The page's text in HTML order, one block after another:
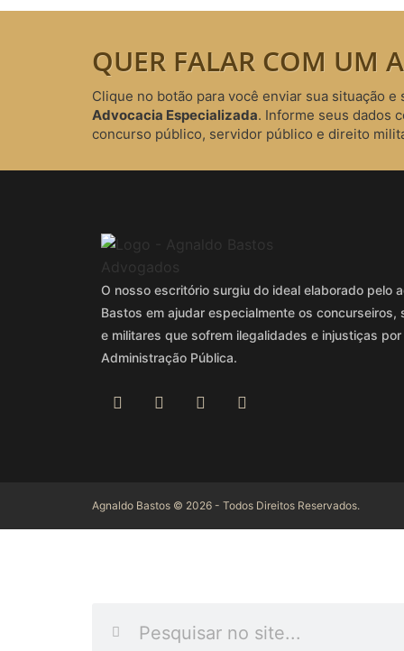
QUER FALAR COM UM
Clique no botão para você enviar sua situação
Advocacia Especializada. Informe seus dados
concurso público, servidor público e direito
O nosso escritório surgiu do ideal elaborado pelo
Bastos em ajudar especialmente os concurseiros,
e militares que sofrem ilegalidades e injustiças
Administração Pública.
Agnaldo Bastos © 2026 - Todos Direitos Reservados.